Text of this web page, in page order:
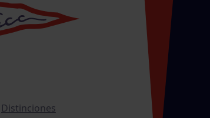
Distinciones